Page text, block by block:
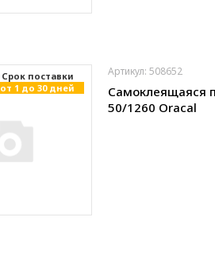
Cрок поставки
от 1 до 30 дней
Артикул: 508652
Самоклеящаяся
50/1260 Oracal